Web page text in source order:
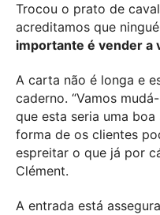
Trocou o prato de
acreditamos que
importante é vender a
A carta não é longa e
caderno. “Vamos
que esta seria uma
forma de os clientes
espreitar o que já por
Clément.
A entrada está